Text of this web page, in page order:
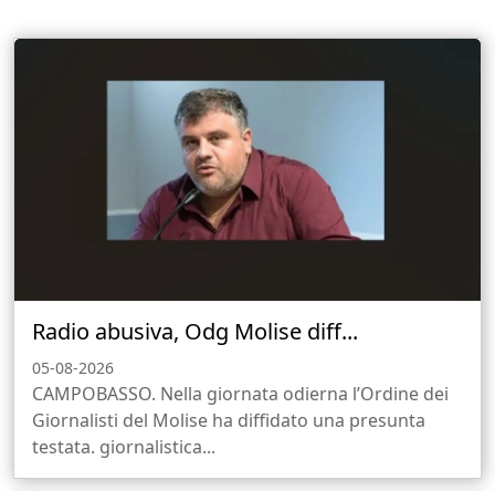
Radio abusiva, Odg Molise diff...
05-08-2026
CAMPOBASSO. Nella giornata odierna l’Ordine dei
Giornalisti del Molise ha diffidato una presunta
testata. giornalistica...